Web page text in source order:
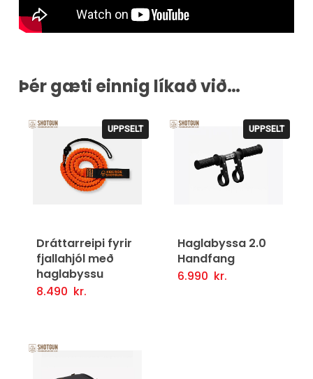
Þér gæti einnig líkað við…
UPPSELT
Dráttarreipi fyrir
fjallahjól með
haglabyssu
8.490 kr.
Frekari Upplýsingar
UPPSELT
Haglabyssa 2.0
Handfang
6.990 kr.
Frekari Upplýsingar